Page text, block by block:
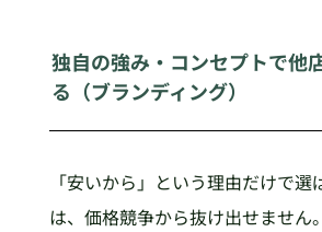
独自の強み・コンセプトで他
る（ブランディング）
「安いから」という理由だけで選
は、価格競争から抜け出せません。